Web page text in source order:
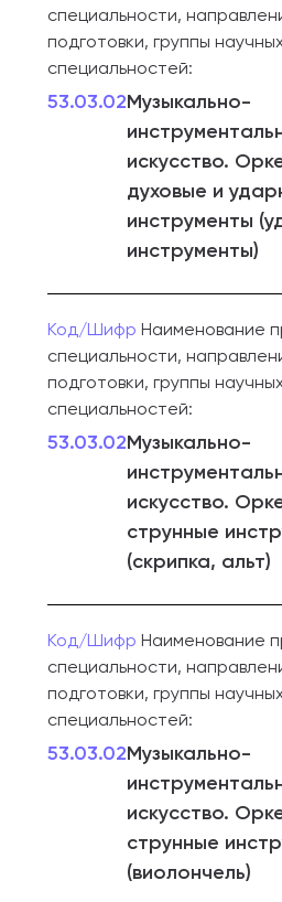
специальности,
подготовки, группы
специальностей:
53.03.02Музыкально-
искусство.
духовые и
инструменты
инструменты)
Код/Шифр Наименование
специальности,
подготовки, группы
специальностей:
53.03.02Музыкально-
искусство.
струнные
(скрипка, альт)
Код/Шифр Наименование
специальности,
подготовки, группы
специальностей:
53.03.02Музыкально-
искусство.
струнные
(виолончель)